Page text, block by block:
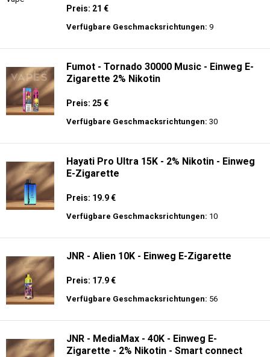
Preis: 21 €
Verfügbare Geschmacksrichtungen: 9
Fumot - Tornado 30000 Music - Einweg E-
Zigarette 2% Nikotin
Preis: 25 €
Verfügbare Geschmacksrichtungen: 30
Hayati Pro Ultra 15K - 2% Nikotin - Einweg
E-Zigarette
Preis: 19.9 €
Verfügbare Geschmacksrichtungen: 10
JNR - Alien 10K - Einweg E-Zigarette
Preis: 17.9 €
Verfügbare Geschmacksrichtungen: 56
JNR - MediaMax - 40K - Einweg E-
Zigarette - 2% Nikotin - Smart connect